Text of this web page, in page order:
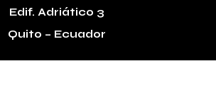
Edif. Adriático 3
Quito – Ecuador